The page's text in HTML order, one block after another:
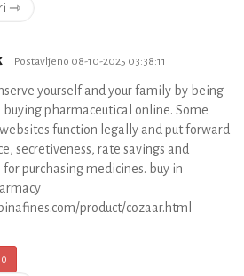
⇾
Postavljeno 08-10-2025 03:38:11
yourself and your family by being
pharmaceutical online. Some
function legally and put forward
secretiveness, rate savings and
for purchasing medicines. buy in
product/cozaar.html
0